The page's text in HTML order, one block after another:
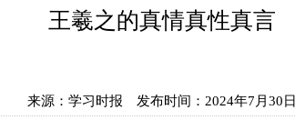
王羲之的真情真性真言
来源： 学习时报 发布时间： 2024年7月30日